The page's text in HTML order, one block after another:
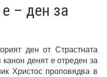
– ден за
ден от Страстната
денят е отреден за
Христос проповядва в